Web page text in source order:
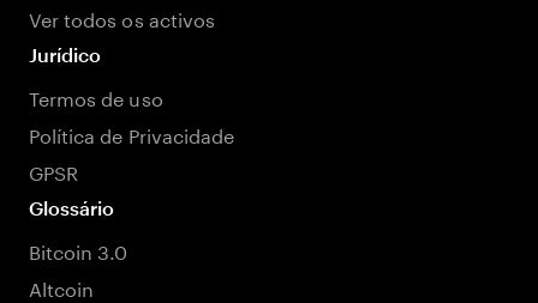
Ver todos os activos
Jurídico
Termos de uso
Política de Privacidade
GPSR
Glossário
Bitcoin 3.0
Altcoin